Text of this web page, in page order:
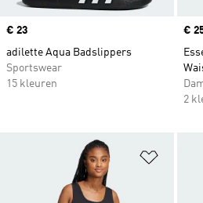
Price
€ 23
adilette Aqua Badslippers
Sportswear
15 kleuren
€
2
Op